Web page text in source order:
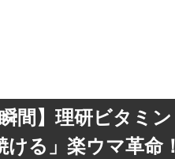
間】理研ビタミ
る」楽ウマ革命